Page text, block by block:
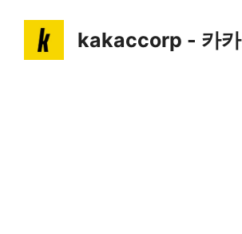
content
kakaccorp - 카